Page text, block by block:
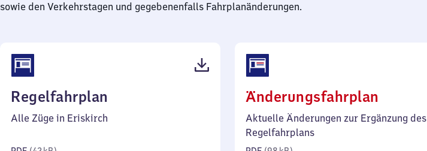
sowie den Verkehrstagen und gegebenenfalls Fahrplanänderungen.
Regelfahrplan
Alle Züge in Eriskirch
Änderungsfahrplan
98
Aktuelle Änderungen zur Ergänzung des
Regelfahrplans